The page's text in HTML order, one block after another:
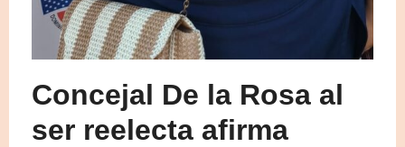
Concejal De la Rosa al
ser reelecta afirma